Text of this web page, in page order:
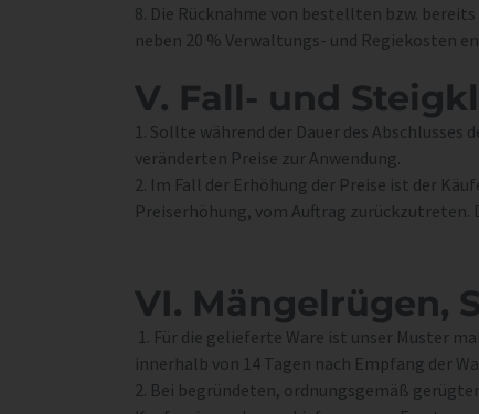
8. Die Rücknahme von bestellten bzw.
neben 20 % Verwaltungs- und Regiekosten
V. Fall- und
1. Sollte während der Dauer des
veränderten Preise zur Anwendung.
2. Im Fall der Erhöhung der Preise ist der
Preiserhöhung, vom Auftrag
VI. Mängel­rügen,
1. Für die gelieferte Ware ist unser Muster
innerhalb von 14 Tagen nach Empfang der
2. Bei begründeten, ordnungsgemäß